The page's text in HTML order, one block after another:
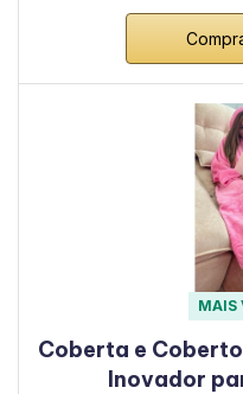
MAIS
Coberta e
Inovador